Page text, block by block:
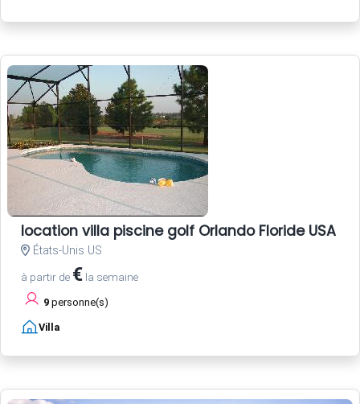
location villa piscine golf Orlando Floride USA
États-Unis US
à partir de € la semaine
9 personne(s)
Villa